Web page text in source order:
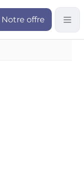
Notre offre